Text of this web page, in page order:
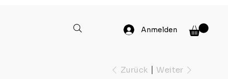
Anmelden
Zurück Weiter